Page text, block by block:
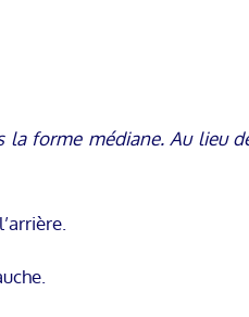
la forme médiane. Au lieu